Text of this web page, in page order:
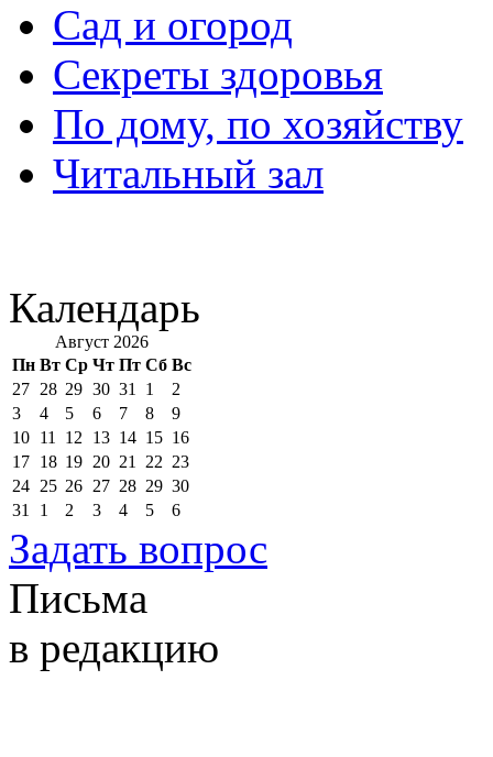
Сад и огород
Секреты здоровья
По дому, по хозяйству
Читальный зал
Календарь
Август 2026
Пн Вт Ср Чт Пт Сб Вс
27 28 29 30 31 1
2
3
4 5 6 7 8
9
10 11 12 13 14 15 16
17 18 19 20 21 22 23
24 25 26 27 28 29 30
31
1 2 3 4 5 6
Задать вопрос
Письма
в редакцию